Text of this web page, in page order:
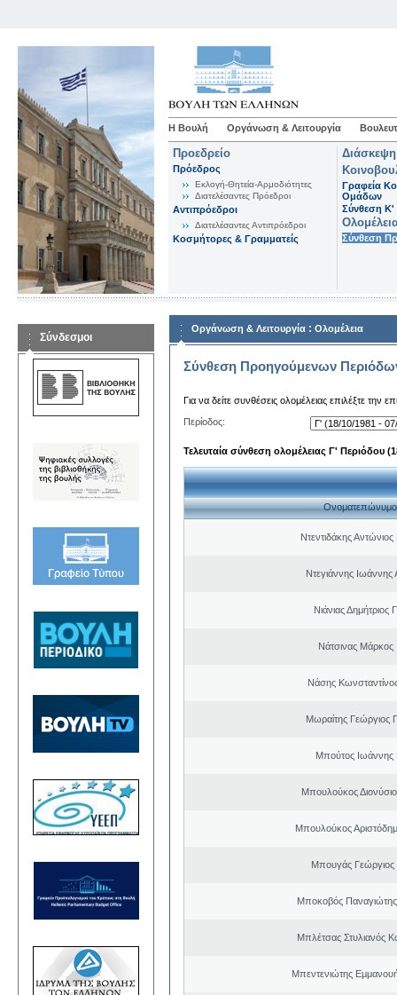
Η Βουλή Οργάνωση & Λειτουργία
Προεδρείο
Πρόεδρος
Εκλογή-Θητεία-Αρμοδιότητες
Διατελέσαντες Πρόεδροι
Αντιπρόεδροι
Διατελέσαντες Αντιπρόεδροι
Κοσμήτορες & Γραμματείς
Γραφεία
Ομάδων
Σύνθεση K'
Σύνθεση
Σύνδεσμοι
Οργάνωση & Λειτουργία : Ολομέλεια
Σύνθεση Προηγούμενων
Για να δείτε συνθέσεις ολομέλειας επιλέξτε την
Περίοδος:
Τελευταία σύνθεση ολομέλειας Γ' Περιόδου
Ονοματεπώνυμο
Ντεντιδάκης
Ντεγιάννης Ιωάννης
Νιάνιας Δημήτριος
Νάτσινας Μάρκος
Νάσης
Μωραίτης Γεώργιος
Μπούτος Ιωάννης
Μπουλούκος
Μπουλούκος
Μπουγάς Γεώργιος
Μποκοβός
Μπλέτσας Στυλιανός
Μπεντενιώτης